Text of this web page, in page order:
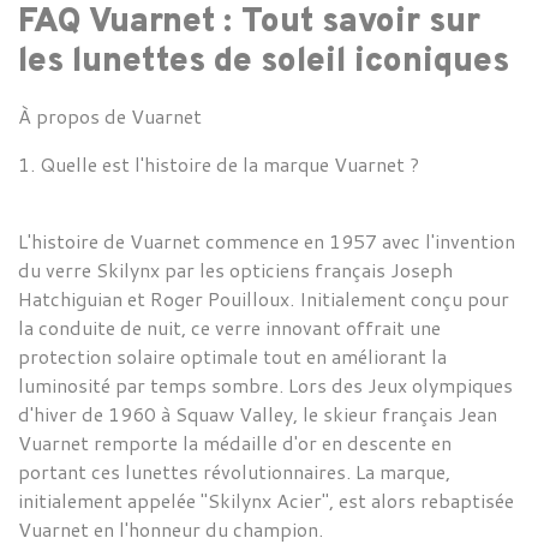
FAQ Vuarnet : Tout savoir sur
les lunettes de soleil iconiques
À propos de Vuarnet
1. Quelle est l'histoire de la marque Vuarnet ?
L'histoire de Vuarnet commence en 1957 avec l'invention
du verre Skilynx par les opticiens français Joseph
Hatchiguian et Roger Pouilloux. Initialement conçu pour
la conduite de nuit, ce verre innovant offrait une
protection solaire optimale tout en améliorant la
luminosité par temps sombre. Lors des Jeux olympiques
d'hiver de 1960 à Squaw Valley, le skieur français Jean
Vuarnet remporte la médaille d'or en descente en
portant ces lunettes révolutionnaires. La marque,
initialement appelée "Skilynx Acier", est alors rebaptisée
Vuarnet en l'honneur du champion.